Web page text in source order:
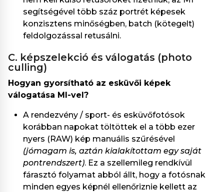
segítségével több száz portrét képesek
konzisztens minőségben, batch (kötegelt)
feldolgozással retusálni.
c. képszelekció és válogatás (photo
culling)
Hogyan gyorsítható az esküvői képek
válogatása MI-vel?
A rendezvény / sport- és esküvőfotósok
korábban napokat töltöttek el a több ezer
nyers (RAW) kép manuális szűrésével
(jómagam is, aztán kialakítottam egy saját
pontrendszert). Ez a szellemileg rendkívül
fárasztó folyamat abból állt, hogy a fotósnak
minden egyes képnél ellenőriznie kellett az